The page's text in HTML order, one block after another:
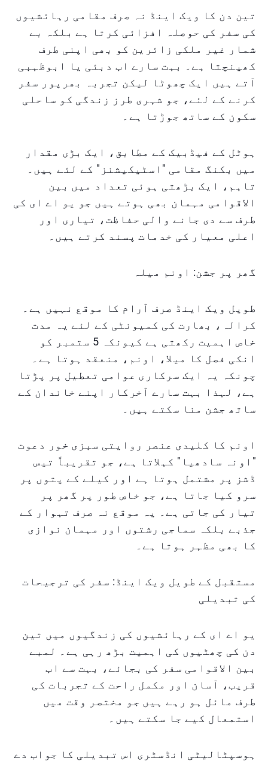
تین دن کا ویک اینڈ نہ صرف مقامی رہائشیوں
کی سفر کی حوصلہ افزائی کرتا ہے بلکہ بے
شمار غیر ملکی زائرین کو بھی اپنی طرف
کھینچتا ہے۔ بہت سارے اب دبئی یا ابوظہبی
آتے ہیں ایک چھوٹا لیکن تجربہ بھرپور سفر
کرنے کے لئے، جو شہری طرز زندگی کو ساحلی
سکون کے ساتھ جوڑتا ہے۔
ہوٹل کے فیڈبیک کے مطابق، ایک بڑی مقدار
میں بکنگ مقامی "اسٹیکیشنز" کے لئے ہیں۔
تاہم، ایک بڑھتی ہوئی تعداد میں بین
الاقوامی مہمان بھی ہوتے ہیں جو یو اے ای کی
طرف سے دی جانے والی حفاظت، تیاری اور
اعلی معیار کی خدمات پسند کرتے ہیں۔
گھر پر جشن: اونم میلہ
طویل ویک اینڈ صرف آرام کا موقع نہیں ہے۔
کرالہ، بھارت کی کمیونٹی کے لئے یہ مدت
خاص اہمیت رکھتی ہے کیونکہ 5 ستمبر کو
انکی فصل کا میلا، اونم، منعقد ہوتا ہے۔
چونکہ یہ ایک سرکاری عوامی تعطیل پر پڑتا
ہے، لہذا بہت سارے آخرکار اپنے خاندان کے
ساتھ جشن منا سکتے ہیں۔
اونم کا کلیدی عنصر روایتی سبزی خور دعوت
"اونہ سادھیا" کہلاتا ہے، جو تقریباً تیس
ڈشز پر مشتمل ہوتا ہے اور کیلے کے پتوں پر
سرو کیا جاتا ہے، جو خاص طور پر گھر پر
تیار کی جاتی ہے۔ یہ موقع نہ صرف تہوار کے
جذبے بلکہ سماجی رشتوں اور مہمان نوازی
کا بھی مظہر ہوتا ہے۔
مستقبل کے طویل ویک اینڈ: سفر کی ترجیحات
کی تبدیلی
یو اے ای کے رہائشیوں کی زندگیوں میں تین
دن کی چھٹیوں کی اہمیت بڑھ رہی ہے۔ لمبے
بین الاقوامی سفر کی بجائے، بہت سے اب
قریب، آسان اور مکمل راحت کے تجربات کی
طرف مائل ہو رہے ہیں جو مختصر وقت میں
استمعال کیے جا سکتے ہیں۔
ہوسپٹالیٹی انڈسٹری اس تبدیلی کا جواب دے